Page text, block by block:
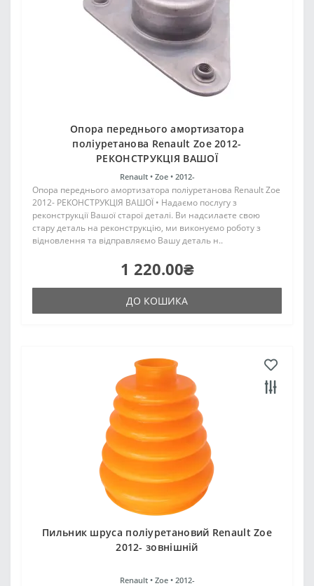
Опора переднього амортизатора
поліуретанова Renault Zoe 2012-
РЕКОНСТРУКЦІЯ ВАШОЇ
Renault • Zoe • 2012-
Опора переднього амортизатора поліуретанова Renault Zoe
2012- РЕКОНСТРУКЦІЯ ВАШОЇ • Надаємо послугу з
реконструкції Вашої старої деталі. Ви надсилаєте свою
стару деталь на реконструкцію, ми виконуємо роботу з
відновлення та відправляємо Вашу деталь н..
1 220.00₴
ДО КОШИКА
Пильник шруса поліуретановий Renault Zoe
2012- зовнішній
Renault • Zoe • 2012-